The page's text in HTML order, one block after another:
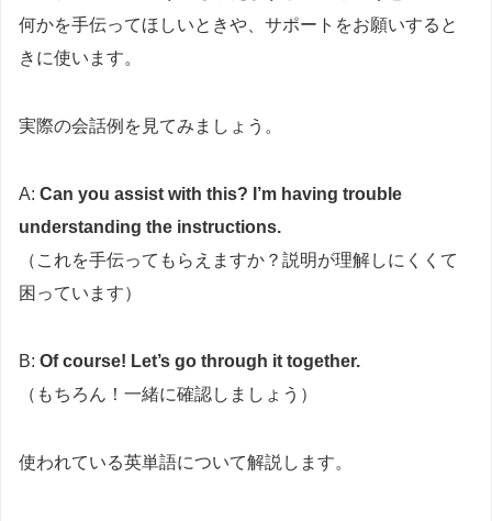
何かを手伝ってほしいときや、サポートをお願いすると
きに使います。
実際の会話例を見てみましょう。
A: Can you assist with this? I’m having trouble
understanding the instructions.
（これを手伝ってもらえますか？説明が理解しにくくて
困っています）
B: Of course! Let’s go through it together.
（もちろん！一緒に確認しましょう）
使われている英単語について解説します。